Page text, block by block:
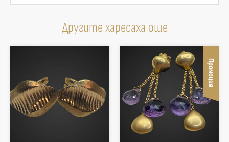
Другите харесаха още
Промоция